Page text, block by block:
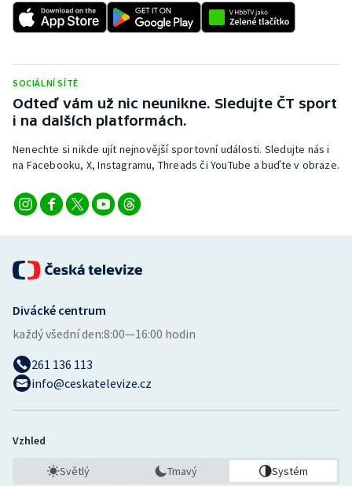
SOCIÁLNÍ SÍTĚ
Odteď vám už nic neunikne. Sledujte ČT sport
i na dalších platformách.
Nenechte si nikde ujít nejnovější sportovní události. Sledujte nás i
na Facebooku, X, Instagramu, Threads či YouTube a buďte v obraze.
Divácké centrum
každý všední den:8:00—16:00 hodin
261 136 113
info@ceskatelevize.cz
Vzhled
Světlý Tmavý Systém